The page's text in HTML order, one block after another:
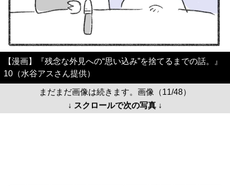
【漫画】『残念な外見への“思い込み”を捨てるまでの話。』
10（水谷アスさん提供）
まだまだ画像は続きます。画像（11/48）
↓ スクロールで次の写真 ↓